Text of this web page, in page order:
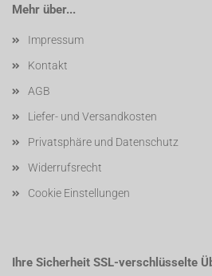
Mehr über...
Impressum
Kontakt
AGB
Liefer- und Versandkosten
Privatsphäre und Datenschutz
Widerrufsrecht
Cookie Einstellungen
Ihre Sicherheit SSL-verschlüsselte